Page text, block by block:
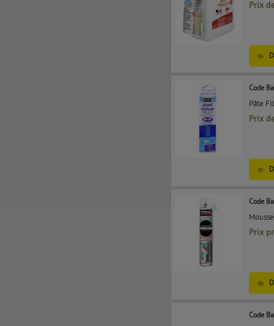
Prix
Code
Pâte
Prix
Code
Prix
Code